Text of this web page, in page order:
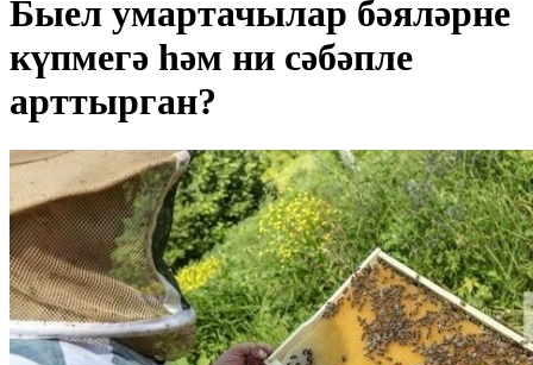
Быел умартачылар бәяләрне
күпмегә һәм ни сәбәпле
арттырган?